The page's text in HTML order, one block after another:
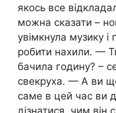
якось все
можна сказати –
увімкнула музику
робити нахили. —
бачила годину? –
свекруха. — А ви
саме в цей час ви
дізнатися, чим він